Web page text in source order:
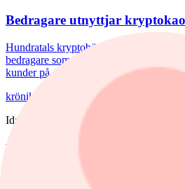
Bedragare utnyttjar
Hundratals kryptobörser blev olagliga i
bedragare som myndigheter med
kunder på deras pengar.
krönika
Idag, 09:38
Hemberg: Energikris